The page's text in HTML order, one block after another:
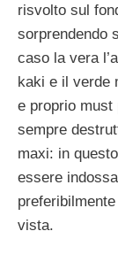
risvolto sul
sorprendendo
caso la vera
kaki e il verde
e proprio must
sempre
maxi: in
essere
vista.